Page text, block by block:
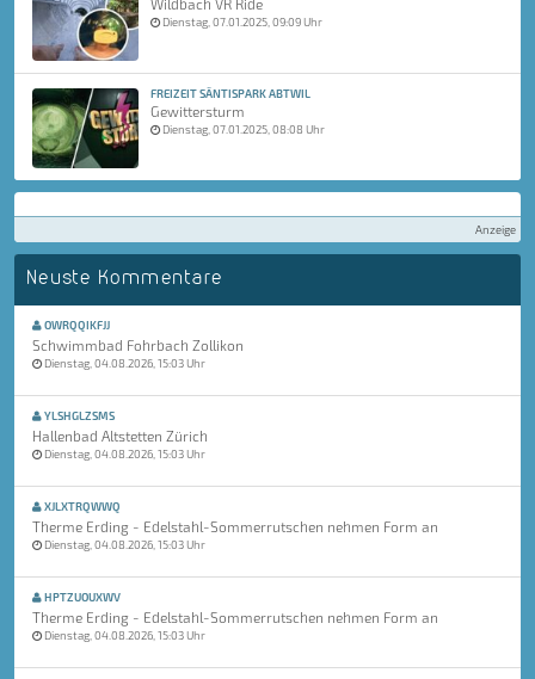
Wildbach VR Ride
Dienstag, 07.01.2025, 09:09 Uhr
FREIZEIT SÄNTISPARK ABTWIL
Gewittersturm
Dienstag, 07.01.2025, 08:08 Uhr
Anzeige
Neuste Kommentare
OWRQQIKFJJ
Schwimmbad Fohrbach Zollikon
Dienstag, 04.08.2026, 15:03 Uhr
YLSHGLZSMS
Hallenbad Altstetten Zürich
Dienstag, 04.08.2026, 15:03 Uhr
XJLXTRQWWQ
Therme Erding - Edelstahl-Sommerrutschen nehmen Form an
Dienstag, 04.08.2026, 15:03 Uhr
HPTZUOUXWV
Therme Erding - Edelstahl-Sommerrutschen nehmen Form an
Dienstag, 04.08.2026, 15:03 Uhr